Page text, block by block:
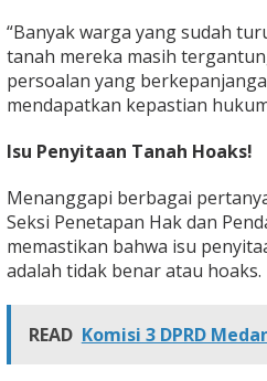
“Banyak warga yang sudah
tanah mereka masih
persoalan yang
mendapatkan kepastian
Isu Penyitaan Tanah Hoaks!
Menanggapi berbagai
Seksi Penetapan Hak dan
memastikan bahwa isu
adalah tidak benar atau hoaks.
READ Komisi 3 DPRD